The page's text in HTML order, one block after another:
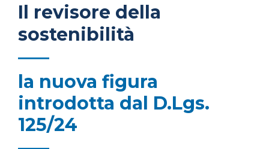
Il revisore della
sostenibilità
la nuova figura
introdotta dal D.Lgs.
125/24